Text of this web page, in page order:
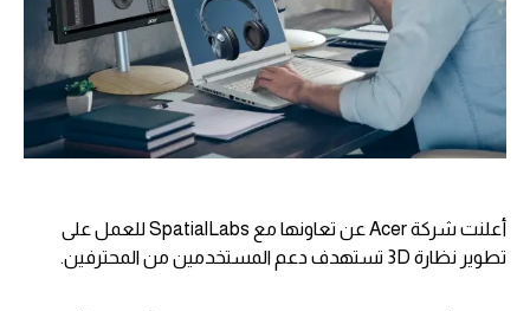
أعلنت شركة Acer عن تعاونها مع SpatialLabs للعمل على
تطوير نظارة 3D تستهدف دعم المستخدمين من المحترفين.